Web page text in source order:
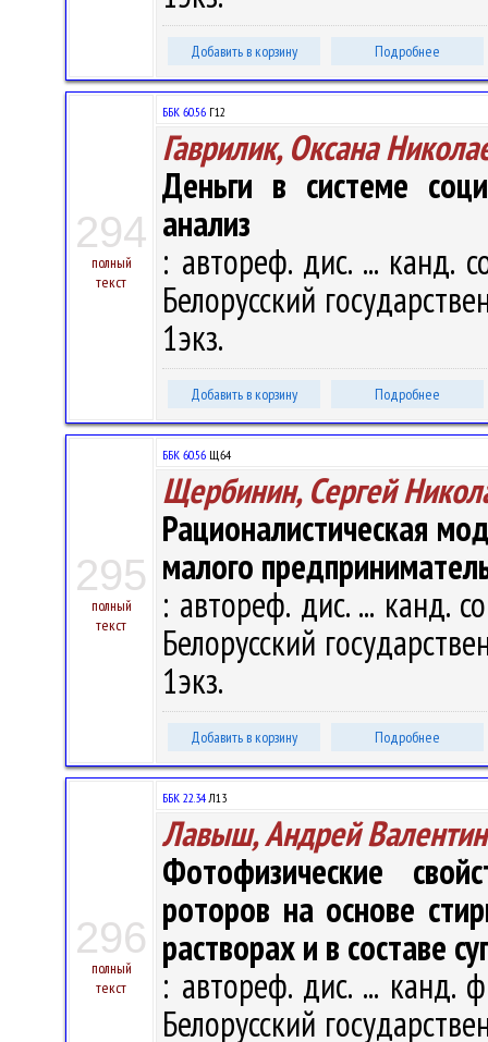
Добавить в корзину Подробнее
294
полный
текст
ББК 60.56 Г12
Гаврилик, Оксана
Деньги в системе
анализ
: автореф. дис. ... канд.
Белорусский
1экз.
Добавить в корзину Подробнее
295
полный
текст
ББК 60.56 Щ64
Щербинин, Сергей
Рационалистическая
малого
: автореф. дис. ... канд.
Белорусский
1экз.
Добавить в корзину Подробнее
296
полный
текст
ББК 22.34Л13
Лавыш, Андрей
Фотофизические
роторов на основе
растворах и в составе
: автореф. дис. ... канд.
Белорусский